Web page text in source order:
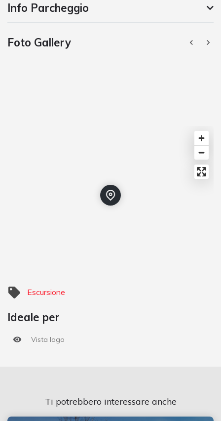
Info Parcheggio
Foto Gallery
Escursione
Ideale per
Vista lago
Ti potrebbero interessare anche